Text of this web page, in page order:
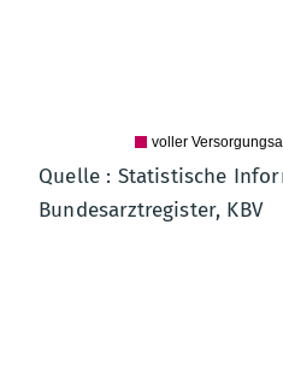
voller
Quelle : Statistische
Bundesarztregister, KBV